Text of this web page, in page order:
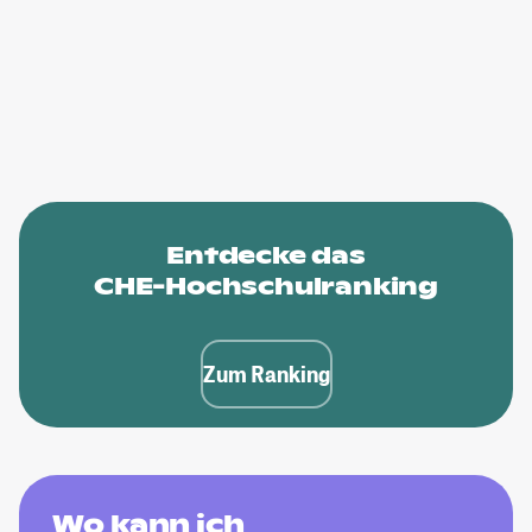
Entdecke das
CHE-Hochschulranking
Zum Ranking
Wo kann ich